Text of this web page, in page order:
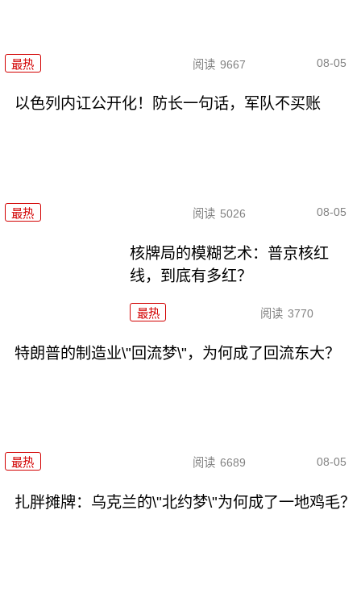
最热 阅读 9667 08-05
以色列内讧公开化！防长一句话，军队不买账
最热 阅读 5026 08-05
核牌局的模糊艺术：普京核红
线，到底有多红？
最热 阅读 3770
特朗普的制造业\"回流梦\"，为何成了回流东大？
最热 阅读 6689 08-05
扎胖摊牌：乌克兰的\"北约梦\"为何成了一地鸡毛？